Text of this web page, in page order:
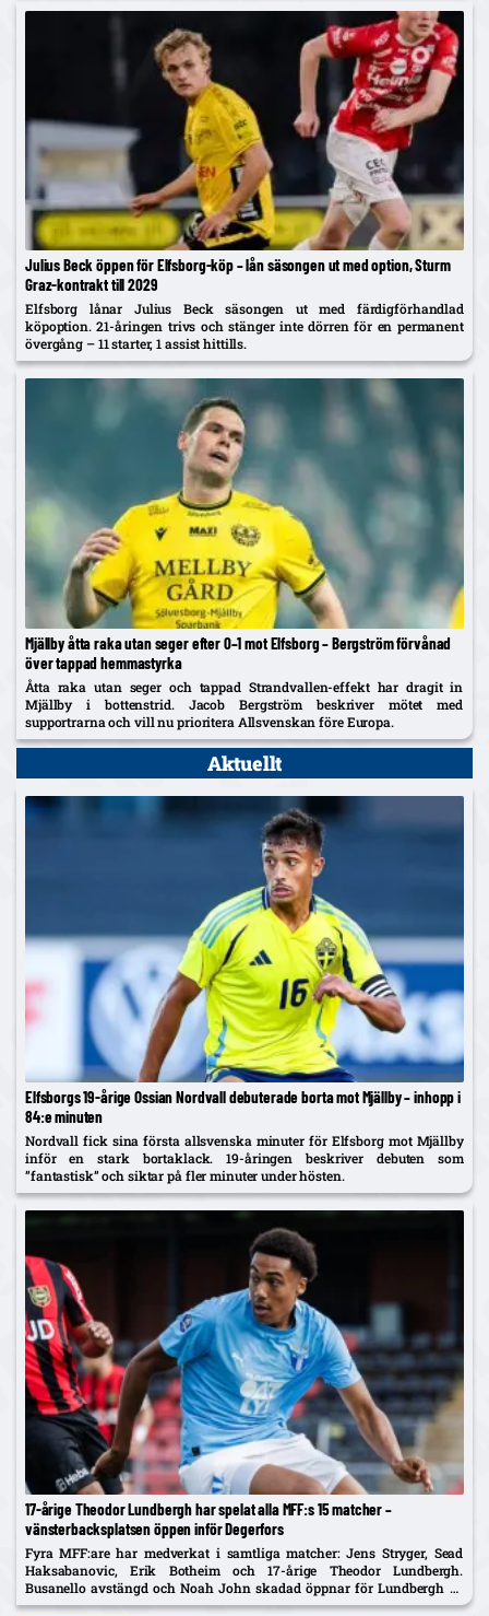
Julius Beck öppen för Elfsborg-köp – lån säsongen ut med option, Sturm
Graz-kontrakt till 2029
Elfsborg lånar Julius Beck säsongen ut med färdigförhandlad
köpoption. 21-åringen trivs och stänger inte dörren för en permanent
övergång – 11 starter, 1 assist hittills.
Mjällby åtta raka utan seger efter 0–1 mot Elfsborg – Bergström förvånad
över tappad hemmastyrka
Åtta raka utan seger och tappad Strandvallen-effekt har dragit in
Mjällby i bottenstrid. Jacob Bergström beskriver mötet med
supportrarna och vill nu prioritera Allsvenskan före Europa.
Aktuellt
Elfsborgs 19-årige Ossian Nordvall debuterade borta mot Mjällby – inhopp i
84:e minuten
Nordvall fick sina första allsvenska minuter för Elfsborg mot Mjällby
inför en stark bortaklack. 19-åringen beskriver debuten som
”fantastisk” och siktar på fler minuter under hösten.
17-årige Theodor Lundbergh har spelat alla MFF:s 15 matcher –
vänsterbacksplatsen öppen inför Degerfors
Fyra MFF:are har medverkat i samtliga matcher: Jens Stryger, Sead
Haksabanovic, Erik Botheim och 17-årige Theodor Lundbergh.
Busanello avstängd och Noah John skadad öppnar för Lundbergh vs
Johan Karlsson om vänsterbacken.